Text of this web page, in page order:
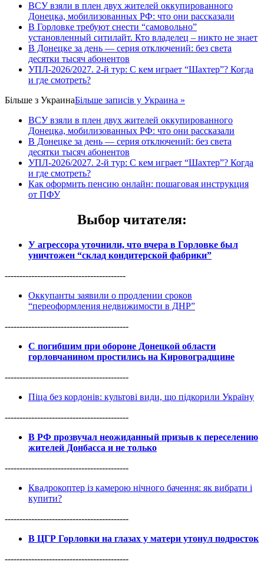
ВСУ взяли в плен двух жителей оккупированного
Донецка, мобилизованных РФ: что они рассказали
В Горловке требуют снести “самовольно”
установленный ситилайт. Кто владелец – никто не знает
В Донецке за день — серия отключений: без света
десятки тысяч абонентов
УПЛ-2026/2027. 2-й тур: С кем играет “Шахтер”? Когда
и где смотреть?
Більше з УкраинаБільше записів у Украина »
ВСУ взяли в плен двух жителей оккупированного
Донецка, мобилизованных РФ: что они рассказали
В Донецке за день — серия отключений: без света
десятки тысяч абонентов
УПЛ-2026/2027. 2-й тур: С кем играет “Шахтер”? Когда
и где смотреть?
Как оформить пенсию онлайн: пошаговая инструкция
от ПФУ
Выбор читателя:
У агрессора уточнили, что вчера в Горловке был
уничтожен “склад кондитерской фабрики”
-----------------------------------------
Оккупанты заявили о продлении сроков
“переоформления недвижимости в ДНР”
------------------------------------------
С погибшим при обороне Донецкой области
горловчанином простились на Кировоградщине
------------------------------------------
Піца без кордонів: культові види, що підкорили Україну
------------------------------------------
В РФ прозвучал неожиданный призыв к переселению
жителей Донбасса и не только
------------------------------------------
Квадрокоптер із камерою нічного бачення: як вибрати і
купити?
------------------------------------------
В ЦГР Горловки на глазах у матери утонул подросток
------------------------------------------